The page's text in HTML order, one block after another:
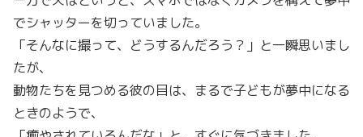
でシャッターを切っていました。
「そんなに撮って、どうするんだろう？」と一瞬思いまし
たが、
動物たちを見つめる彼の目は、まるで子どもが夢中になる
ときのようで、